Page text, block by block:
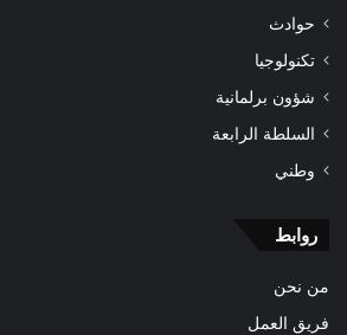
حوادث
تكنولوجيا
شؤون برلمانية
السلطة الرابعة
وطني
روابط
من نحن
فريق العمل